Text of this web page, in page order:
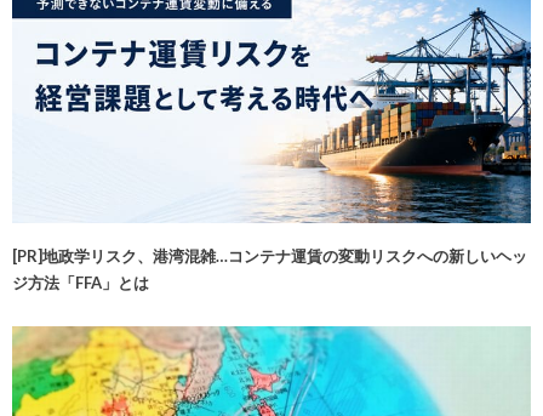
[PR]地政学リスク、港湾混雑…コンテナ運賃の変動リスクへの新しいヘッ
ジ方法「FFA」とは